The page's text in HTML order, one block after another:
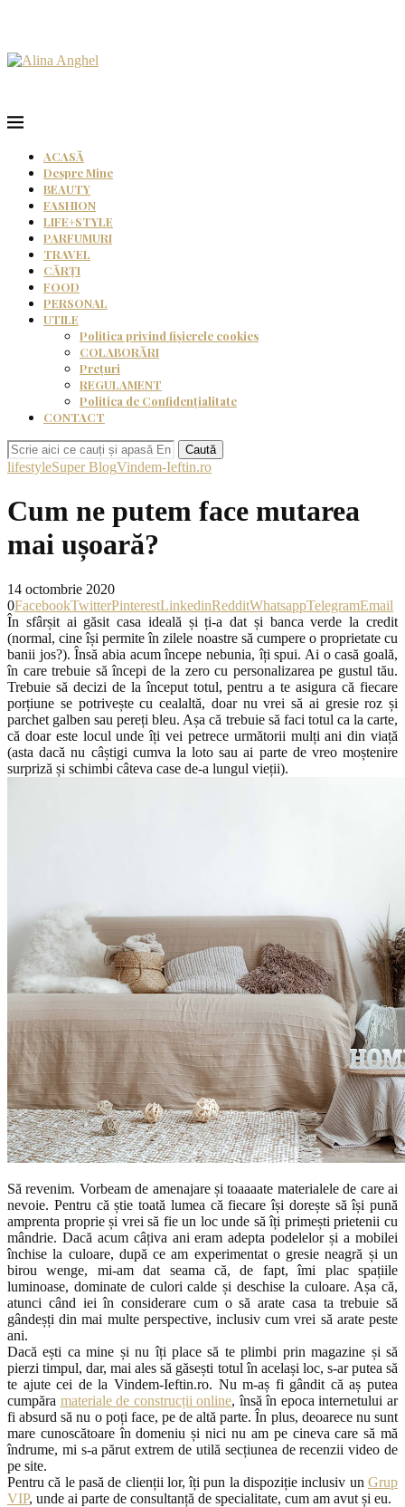
ACASĂ
Despre Mine
BEAUTY
FASHION
LIFE+STYLE
PARFUMURI
TRAVEL
CĂRȚI
FOOD
PERSONAL
UTILE
Politica privind fișierele cookies
COLABORĂRI
Prețuri
REGULAMENT
Politica de Confidențialitate
CONTACT
Caută
lifestyleSuper BlogVindem-Ieftin.ro
Cum ne putem face mutarea
mai ușoară?
14 octombrie 2020
0FacebookTwitterPinterestLinkedinRedditWhatsappTelegramEmail
În sfârșit ai găsit casa ideală și ți-a dat și banca verde la credit
(normal, cine își permite în zilele noastre să cumpere o proprietate cu
banii jos?). Însă abia acum începe nebunia, îți spui. Ai o casă goală,
în care trebuie să începi de la zero cu personalizarea pe gustul tău.
Trebuie să decizi de la început totul, pentru a te asigura că fiecare
porțiune se potrivește cu cealaltă, doar nu vrei să ai gresie roz și
parchet galben sau pereți bleu. Așa că trebuie să faci totul ca la carte,
că doar este locul unde îți vei petrece următorii mulți ani din viață
(asta dacă nu câștigi cumva la loto sau ai parte de vreo moștenire
surpriză și schimbi câteva case de-a lungul vieții).
Să revenim. Vorbeam de amenajare și toaaaate materialele de care ai
nevoie. Pentru că știe toată lumea că fiecare își dorește să își pună
amprenta proprie și vrei să fie un loc unde să îți primești prietenii cu
mândrie. Dacă acum câțiva ani eram adepta podelelor și a mobilei
închise la culoare, după ce am experimentat o gresie neagră și un
birou wenge, mi-am dat seama că, de fapt, îmi plac spațiile
luminoase, dominate de culori calde și deschise la culoare. Așa că,
atunci când iei în considerare cum o să arate casa ta trebuie să
gândeșți din mai multe perspective, inclusiv cum vrei să arate peste
ani.
Dacă ești ca mine și nu îți place să te plimbi prin magazine și să
pierzi timpul, dar, mai ales să găsești totul în același loc, s-ar putea să
te ajute cei de la Vindem-Ieftin.ro. Nu m-aș fi gândit că aș putea
cumpăra materiale de construcții online, însă în epoca internetului ar
fi absurd să nu o poți face, pe de altă parte. În plus, deoarece nu sunt
mare cunoscătoare în domeniu și nici nu am pe cineva care să mă
îndrume, mi s-a părut extrem de utilă secțiunea de recenzii video de
pe site.
Pentru că le pasă de clienții lor, îți pun la dispoziție inclusiv un Grup
VIP, unde ai parte de consultanță de specialitate, cum am avut și eu.